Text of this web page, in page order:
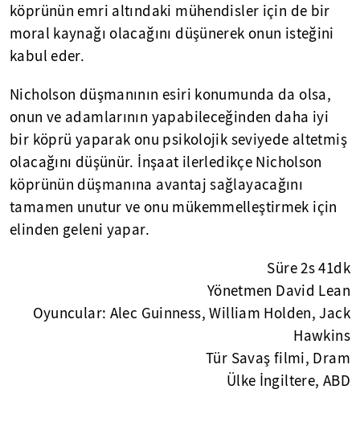
köprünün emri altındaki mühendisler için de bir
moral kaynağı olacağını düşünerek onun isteğini
kabul eder.
Nicholson düşmanının esiri konumunda da olsa,
onun ve adamlarının yapabileceğinden daha iyi
bir köprü yaparak onu psikolojik seviyede altetmiş
olacağını düşünür. İnşaat ilerledikçe Nicholson
köprünün düşmanına avantaj sağlayacağını
tamamen unutur ve onu mükemmelleştirmek için
elinden geleni yapar.
Süre 2s 41dk
Yönetmen David Lean
Oyuncular: Alec Guinness, William Holden, Jack
Hawkins
Tür Savaş filmi, Dram
Ülke İngiltere, ABD